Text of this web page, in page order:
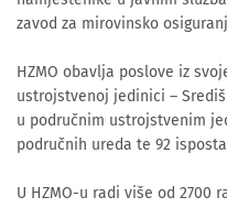
zavod za mirovinsko
HZMO obavlja poslove iz
ustrojstvenoj jedinici –
u područnim ustrojstvenim
područnih ureda te 92
U HZMO-u radi više od 2700